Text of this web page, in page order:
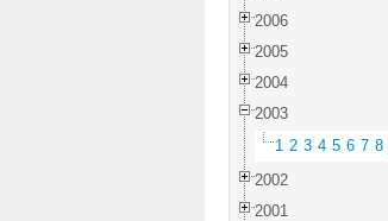
2006
2005
2004
2003
1 2 3 4 5 6 7 8
2002
2001